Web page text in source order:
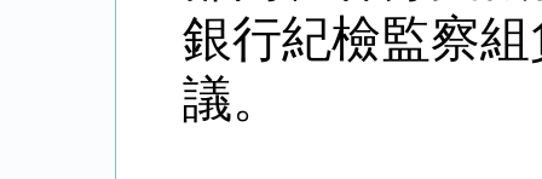
銀行紀檢監察
議。